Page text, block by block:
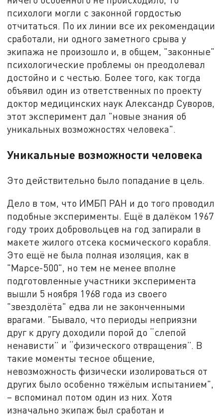
психологи могли с законной гордостью
отчитаться. По их линии все их рекомендации
сработали, ни одного заметного срыва у
экипажа не произошло и, в общем, "законные"
психологические проблемы он преодолевал
достойно и с честью. Более того, как тогда
объявил один из ответственных по проекту
доктор медицинских наук Александр Суворов,
этот эксперимент дал "новые знания об
уникальных возможностях человека".
Уникальные возможности человека
Это действительно было попадание в цель.
Дело в том, что ИМБП РАН и до того проводил
подобные эксперименты. Ещё в далёком 1967
году троих добровольцев на год запирали в
макете жилого отсека космического корабля.
Это ещё не была полная изоляция, как в
"Марсе-500", но тем не менее вполне
подготовленные участники эксперимента
вышли 5 ноября 1968 года из своего
"звездолёта" едва ли не законченными
врагами. "Бывало, что периоды неприязни
друг к другу доходили порой до “слепой
ненависти” и “физического отвращения”. В
такие моменты тесное общение,
невозможность физически изолироваться от
других было особенно тяжёлым испытанием",
– вспоминал потом один из них. Хотя
изначально экипаж был сработан и